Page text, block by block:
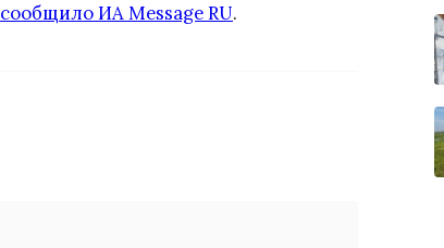
сообщило ИА Message RU.